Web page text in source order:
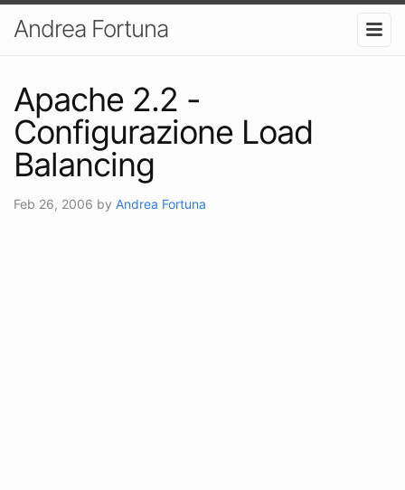
Andrea Fortuna
Apache 2.2 -
Configurazione Load
Balancing
Feb 26, 2006 by Andrea Fortuna